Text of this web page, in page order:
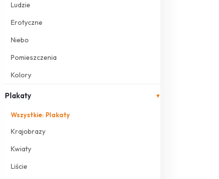
Ludzie
Erotyczne
Niebo
Pomieszczenia
Kolory
Plakaty ▾
Wszystkie: Plakaty
Krajobrazy
Kwiaty
Liście